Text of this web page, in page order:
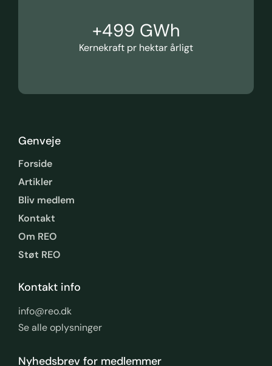
+500 GWh
Kernekraft pr hektar årligt
Genveje
Forside
Artikler
Bliv medlem
Kontakt
Om REO
Støt REO
Kontakt info
info@reo.dk
Se alle oplysninger
Nyhedsbrev for medlemmer